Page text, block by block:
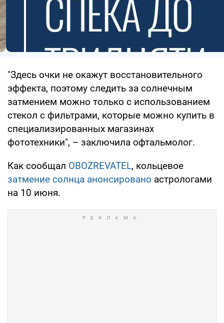
"Здесь очки не окажут восстановительного
эффекта, поэтому следить за солнечным
затмением можно только с использованием
стекол с фильтрами, которые можно купить в
специализированных магазинах
фототехники", – заключила офтальмолог.
Как сообщал OBOZREVATEL, кольцевое
затмение солнца анонсировано астрологами
на 10 июня.